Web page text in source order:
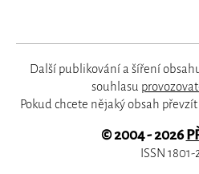
Další publikování a šíření
souhlasu
Pokud chcete nějaký obsah
© 2004 - 2026
ISSN 1801-